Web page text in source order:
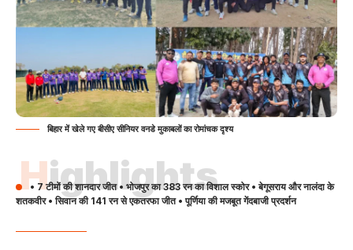
बिहार में खेले गए बीसीए सीनियर वनडे मुकाबलों का रोमांचक दृश्य
Highlights
• 7 टीमों की शानदार जीत • भोजपुर का 383 रन का विशाल स्कोर • बेगूसराय और नालंदा के
शतकवीर • सिवान की 141 रन से एकतरफा जीत • पूर्णिया की मजबूत गेंदबाजी प्रदर्शन